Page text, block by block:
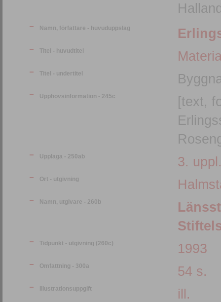
Namn, författare - huvuduppslag
Titel - huvudtitel
Titel - undertitel
Upphovsinformation - 245c
[text,
Upplaga - 250ab 3.
Ort - utgivning
Namn, utgivare - 260b
Tidpunkt - utgivning (260c) 1993
Omfattning - 300a 54 s.
Illustrationsuppgift ill.